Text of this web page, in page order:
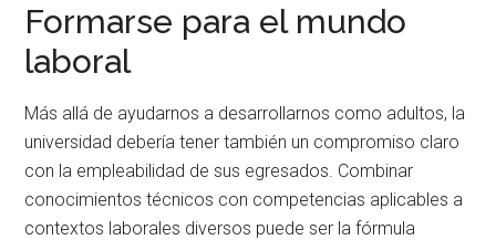
Formarse para el mundo
laboral
Más allá de ayudarnos a desarrollarnos como adultos, la
universidad debería tener también un compromiso claro
con la empleabilidad de sus egresados. Combinar
conocimientos técnicos con competencias aplicables a
contextos laborales diversos puede ser la fórmula